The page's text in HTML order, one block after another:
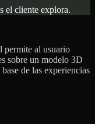
el cliente explora.
permite al usuario
sobre un modelo 3D
de las experiencias